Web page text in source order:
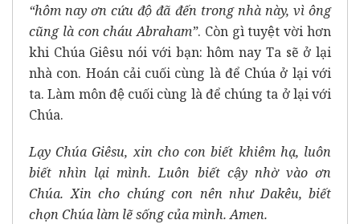
“hôm nay ơn cứu độ đã đến trong nhà này, vì ông
cũng là con cháu Abraham”. Còn gì tuyệt vời hơn
khi Chúa Giêsu nói với bạn: hôm nay Ta sẽ ở lại
nhà con. Hoán cải cuối cùng là để Chúa ở lại với
ta. Làm môn đệ cuối cùng là để chúng ta ở lại với
Chúa.
Lạy Chúa Giêsu, xin cho con biết khiêm hạ, luôn
biết nhìn lại mình. Luôn biết cậy nhờ vào ơn
Chúa. Xin cho chúng con nên như Dakêu, biết
chọn Chúa làm lẽ sống của mình. Amen.